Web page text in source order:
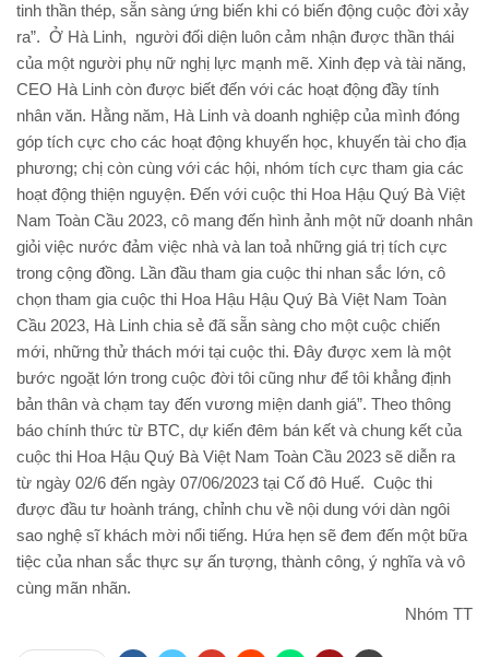
tinh thần thép, sẵn sàng ứng biến khi có biến động cuộc đời xảy
ra”. Ở Hà Linh, người đối diện luôn cảm nhận được thần thái
của một người phụ nữ nghị lực mạnh mẽ. Xinh đẹp và tài năng,
CEO Hà Linh còn được biết đến với các hoạt động đầy tính
nhân văn. Hằng năm, Hà Linh và doanh nghiệp của mình đóng
góp tích cực cho các hoạt động khuyến học, khuyến tài cho địa
phương; chị còn cùng với các hội, nhóm tích cực tham gia các
hoạt động thiện nguyện. Đến với cuộc thi Hoa Hậu Quý Bà Việt
Nam Toàn Cầu 2023, cô mang đến hình ảnh một nữ doanh nhân
giỏi việc nước đảm việc nhà và lan toả những giá trị tích cực
trong cộng đồng. Lần đầu tham gia cuộc thi nhan sắc lớn, cô
chọn tham gia cuộc thi Hoa Hậu Hậu Quý Bà Việt Nam Toàn
Cầu 2023, Hà Linh chia sẻ đã sẵn sàng cho một cuộc chiến
mới, những thử thách mới tại cuộc thi. Đây được xem là một
bước ngoặt lớn trong cuộc đời tôi cũng như để tôi khẳng định
bản thân và chạm tay đến vương miện danh giá”. Theo thông
báo chính thức từ BTC, dự kiến đêm bán kết và chung kết của
cuộc thi Hoa Hậu Quý Bà Việt Nam Toàn Cầu 2023 sẽ diễn ra
từ ngày 02/6 đến ngày 07/06/2023 tại Cố đô Huế. Cuộc thi
được đầu tư hoành tráng, chỉnh chu về nội dung với dàn ngôi
sao nghệ sĩ khách mời nổi tiếng. Hứa hẹn sẽ đem đến một bữa
tiệc của nhan sắc thực sự ấn tượng, thành công, ý nghĩa và vô
cùng mãn nhãn.
Nhóm TT